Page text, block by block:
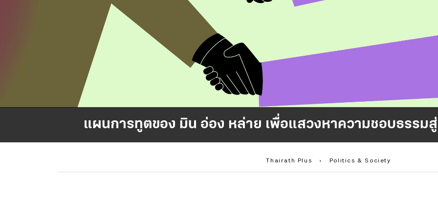
แผนการทูตของ มิน อ่อง หล่าย เพื่อแสวงหาความชอบธรรม
Thairath Plus › Politics & Society